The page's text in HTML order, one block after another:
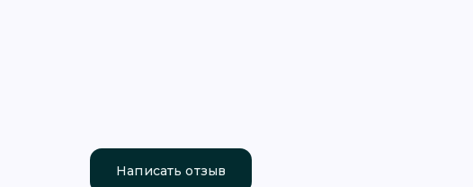
Написать отзыв